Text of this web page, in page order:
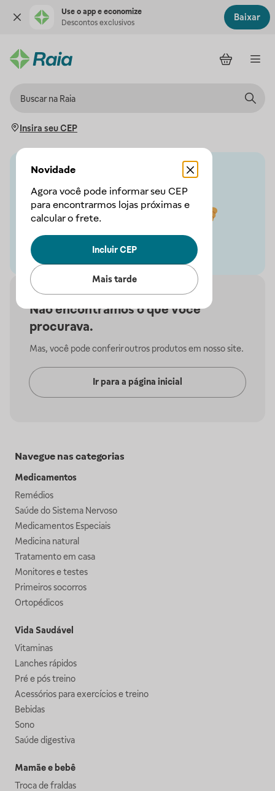
Use o app e economize
Descontos exclusivos
Baixar
Insira seu CEP
Novidade
Agora você pode informar seu CEP
para encontrarmos lojas próximas e
calcular o frete.
Incluir CEP
Mais tarde
Não encontramos o que você
procurava.
Mas, você pode conferir outros produtos em nosso site.
Ir para a página inicial
Navegue nas categorias
Medicamentos
Remédios
Saúde do Sistema Nervoso
Medicamentos Especiais
Medicina natural
Tratamento em casa
Monitores e testes
Primeiros socorros
Ortopédicos
Vida Saudável
Vitaminas
Lanches rápidos
Pré e pós treino
Acessórios para exercícios e treino
Bebidas
Sono
Saúde digestiva
Mamãe e bebê
Troca de fraldas